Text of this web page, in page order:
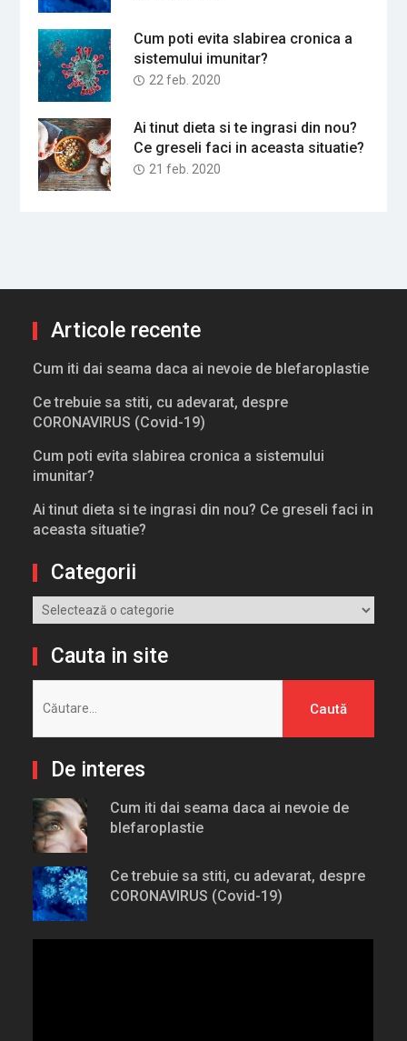
Cum poti evita slabirea cronica a
sistemului imunitar?
22 feb. 2020
Ai tinut dieta si te ingrasi din nou?
Ce greseli faci in aceasta situatie?
21 feb. 2020
Articole recente
Cum iti dai seama daca ai nevoie de blefaroplastie
Ce trebuie sa stiti, cu adevarat, despre
CORONAVIRUS (Covid-19)
Cum poti evita slabirea cronica a sistemului
imunitar?
Ai tinut dieta si te ingrasi din nou? Ce greseli faci in
aceasta situatie?
Categorii
Categorii
Cauta in site
după:
De interes
Cum iti dai seama daca ai nevoie de
blefaroplastie
Ce trebuie sa stiti, cu adevarat, despre
CORONAVIRUS (Covid-19)